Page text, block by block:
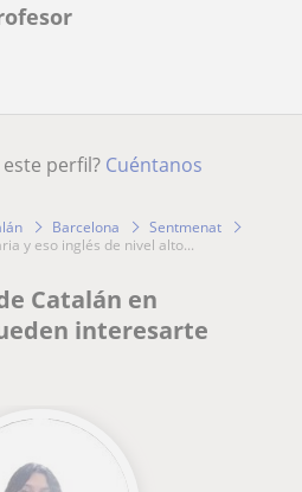
perfil? Cuéntanos
Barcelona
Sentmenat
y eso inglés de nivel alto...
Catalán en
interesarte